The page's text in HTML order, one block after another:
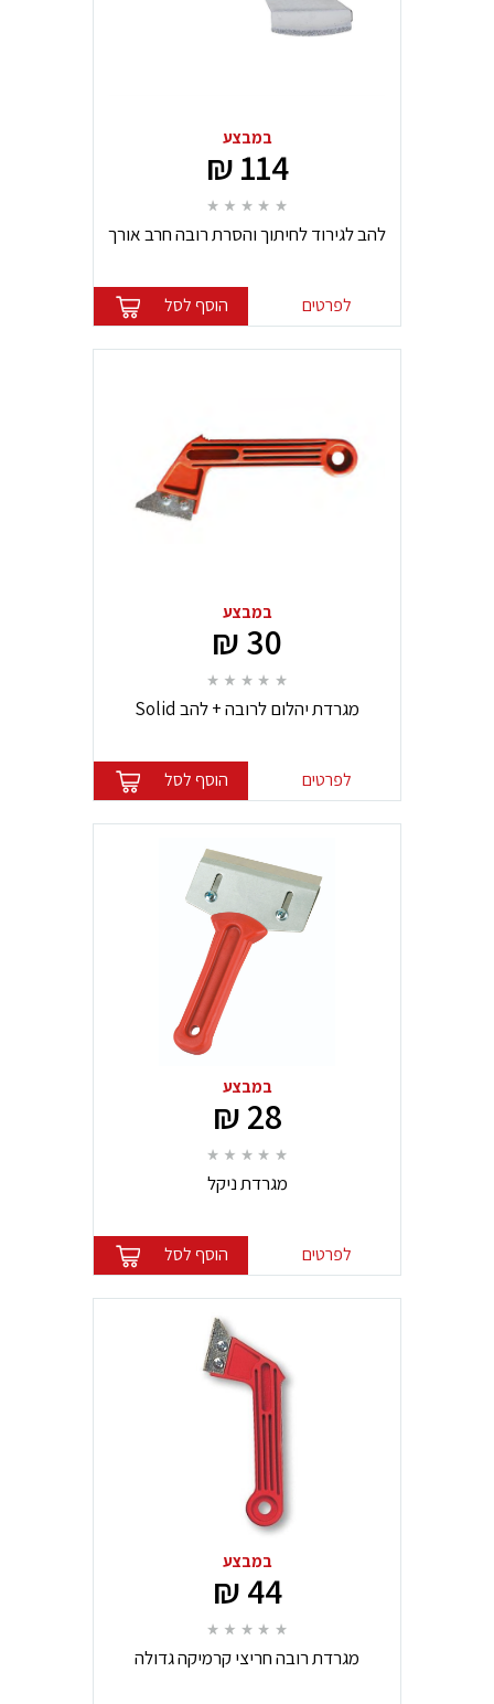
במבצע
114 ₪
להב לגירוד לחיתוך והסרת רובה חרב אורך
לפרטים הוסף לסל
במבצע
30 ₪
מגרדת יהלום לרובה + להב Solid
לפרטים הוסף לסל
במבצע
28 ₪
מגרדת ניקל
לפרטים הוסף לסל
במבצע
44 ₪
מגרדת רובה חריצי קרמיקה גדולה